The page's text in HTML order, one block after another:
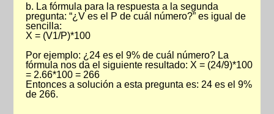
b. La fórmula para la respuesta a la segunda
pregunta: “¿V es el P de cuál número?” es igual de
sencilla:
X = (V1/P)*100
Por ejemplo: ¿24 es el 9% de cuál número? La
fórmula nos da el siguiente resultado: X = (24/9)*100
= 2.66*100 = 266
Entonces a solución a esta pregunta es: 24 es el 9%
de 266.